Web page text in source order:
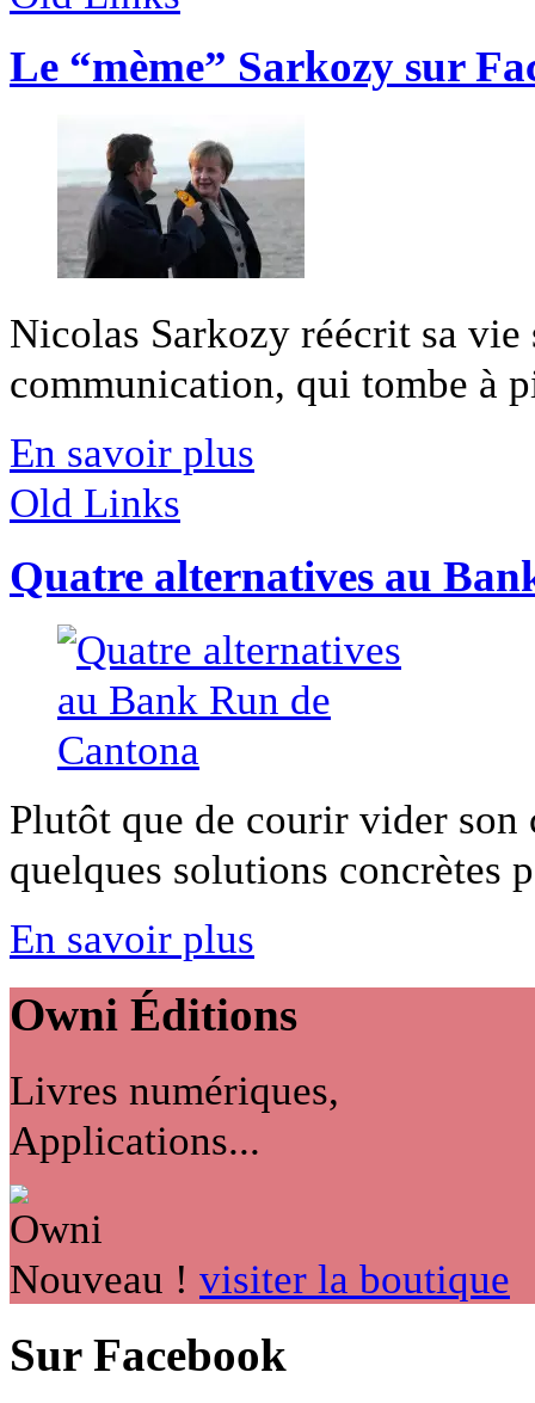
Le “mème” Sarkozy sur
Nicolas Sarkozy réécrit sa
communication, qui tombe à
En savoir plus
Old Links
Quatre alternatives au
Plutôt que de courir vider
quelques solutions concrètes
En savoir plus
Owni Éditions
Livres numériques,
Applications...
Nouveau ! visiter la boutique
Sur Facebook